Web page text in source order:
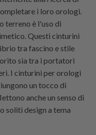
i loro orologi.
terreno è l'uso di
Questi cinturini
tra fascino e stile
sia tra i portatori
I cinturini per orologi
un tocco di
anche un senso di
soliti design a tema